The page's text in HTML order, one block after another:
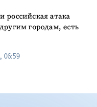
российская атака
городам, есть
06:59